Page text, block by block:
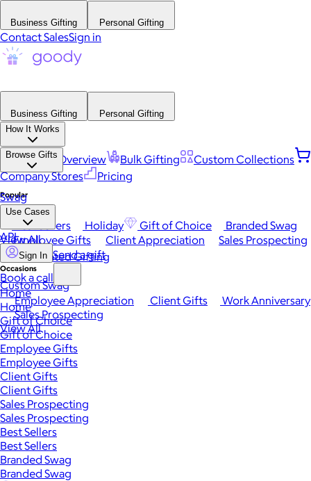
Business Gifting Personal Gifting
Contact SalesSign in
Business Gifting
Personal Gifting
How It Works
Platform Overview Bulk Gifting
Custom Collections
Company Stores
Pricing
Browse Gifts
Popular
Best Sellers Holiday Gift of Choice
Branded Swag
View All
Occasions
Employee Appreciation Client Gifts
Work Anniversary
Sales Prospecting
View All
Swag
Use Cases
Employee Gifts Client Appreciation
Sales Prospecting
Automated Gifting
Custom Swag
API
Sign In Send a gift
Book a call
Home
Home
Gift of Choice
Gift of Choice
Employee Gifts
Employee Gifts
Client Gifts
Client Gifts
Sales Prospecting
Sales Prospecting
Best Sellers
Best Sellers
Branded Swag
Branded Swag